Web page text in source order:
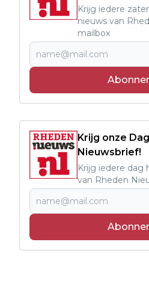
Krijg iedere
nieuws van
mailbox
Krijg onze
Nieuwsbrief!
Krijg iedere dag
van Rheden